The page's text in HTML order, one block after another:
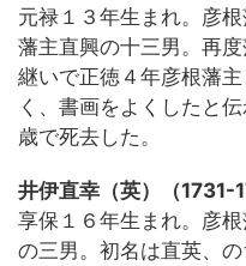
元禄１３年生まれ。彦
藩主直興の十三男。再
継いで正徳４年彦根藩
く、書画をよくしたと
歳で死去した。
井伊直幸（英）（1731-
享保１６年生まれ。彦
の三男。初名は直英、